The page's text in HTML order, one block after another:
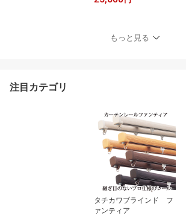
ョン 防炎 防汚 ホルムア
ルデヒド不使用 裏表生地
もっと見る
注目カテゴリ
タチカワブラインド フ
ァンティア